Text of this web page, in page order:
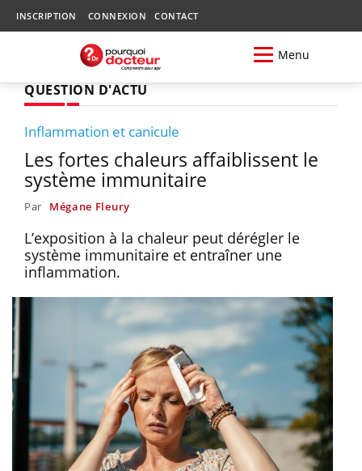
INSCRIPTION CONNEXION CONTACT
Menu
QUESTION D'ACTU
Inflammation et canicule
Les fortes chaleurs affaiblissent le
système immunitaire
Par Mégane Fleury
L’exposition à la chaleur peut dérégler le
système immunitaire et entraîner une
inflammation.